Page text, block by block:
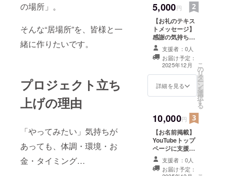
の場所」。
そんな“居場所”を、皆様と一
緒に作りたいです。
プロジェクト立ち
上げの理由
「やってみたい」気持ちが
あっても、体調・環境・お
金・タイミング…
5,000円
【お礼のテキス
トメッセージ】
感謝の気持ちを
込めて、お礼の
テキストメッ
セージ(共通)を
お送りします。
送付先の情報を
入力してくださ
欄に、支援者様
のお名前（ニッ
クネーム）を掲
載します。 ・掲
載方法：文字の
み、ロゴ／バ
ナーの掲載は不
支援者：0人
お届け予定：
2025年12月
詳細を見る
こ
の
リ
タ
ー
ン
を
選
択
す
る
10,000円
【お名前掲載】
YouTubeトップ
ページに支援者
様のお名前
（ニックネー
ム）を掲載しま
支援者：0人
お届け予定：